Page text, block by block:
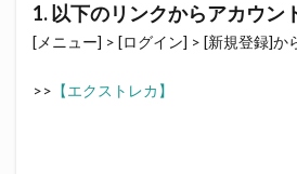
1. 以下のリンクからアカウン
[メニュー] > [ログイン] > [新規登録]か
>> 【エクストレカ】